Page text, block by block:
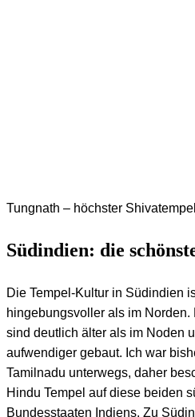
Tungnath – höchster Shivatempel
Südindien: die
Die Tempel-Kultur in Südindien
hingebungsvoller als im
sind deutlich älter als im Noden
aufwendiger gebaut. Ich war
Tamilnadu unterwegs, daher
Hindu Tempel auf diese beiden
Bundesstaaten Indiens. Zu